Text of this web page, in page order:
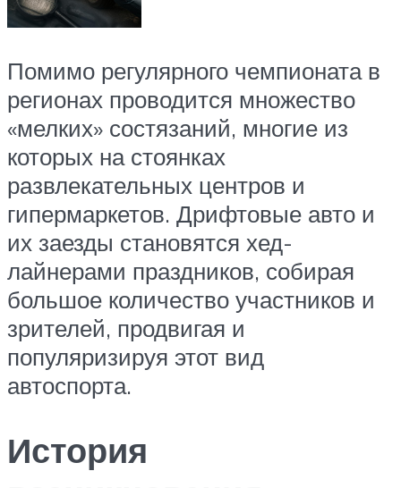
Помимо регулярного чемпионата в
регионах проводится множество
«мелких» состязаний, многие из
которых на стоянках
развлекательных центров и
гипермаркетов. Дрифтовые авто и
их заезды становятся хед-
лайнерами праздников, собирая
большое количество участников и
зрителей, продвигая и
популяризируя этот вид
автоспорта.
История